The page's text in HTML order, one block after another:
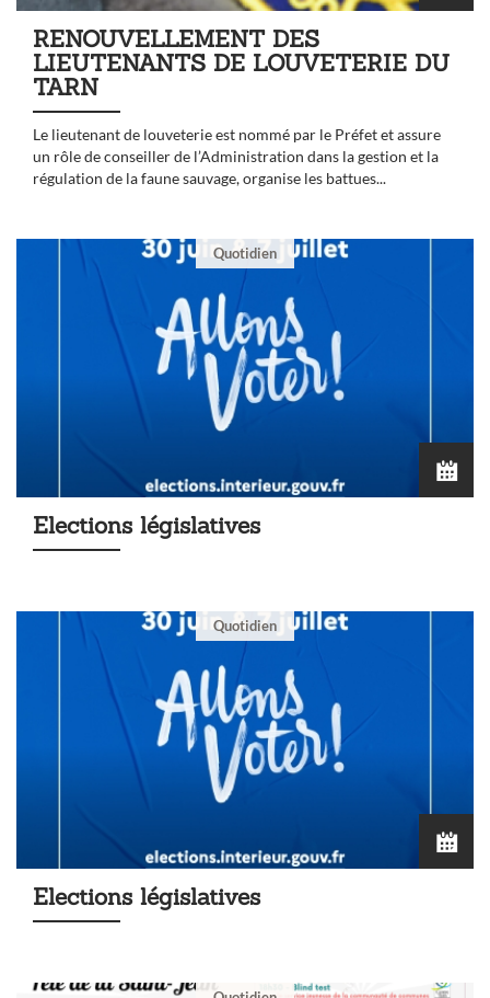
RENOUVELLEMENT DES
LIEUTENANTS DE LOUVETERIE DU
TARN
Le lieutenant de louveterie est nommé par le Préfet et assure
un rôle de conseiller de l’Administration dans la gestion et la
régulation de la faune sauvage, organise les battues...
Quotidien
Elections législatives
Quotidien
Elections législatives